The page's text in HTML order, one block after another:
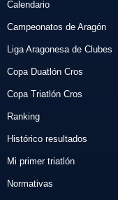
Calendario
Campeonatos de Aragón
Liga Aragonesa de Clubes
Copa Duatlón Cros
Copa Triatlón Cros
Ranking
Histórico resultados
Mi primer triatlón
Normativas